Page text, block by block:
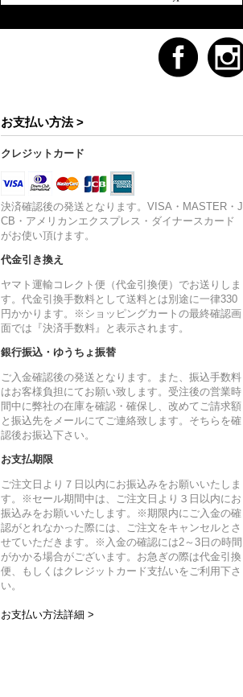
お支払い方法 >
クレジットカード
決済確認後の発送となります。VISA・MASTER・J
CB・アメリカンエクスプレス・ダイナースカード
がお使い頂けます。
代金引き換え
ヤマト運輸コレクト便（代金引換便）でお送りしま
す。代金引換手数料として送料とは別途に一律330
円かかります。※ショッピングカートの最終確認画
面では『決済手数料』と表示されます。
銀行振込・ゆうちょ振替
ご入金確認後の発送となります。また、振込手数料
はお客様負担にてお願い致します。受注後の営業時
間中に弊社の在庫を確認・確保し、改めてご請求額
と振込先をメールにてご連絡致します。そちらを確
認後お振込下さい。
お支払期限
ご注文日より７日以内にお振込みをお願いいたしま
す。※セール期間中は、ご注文日より３日以内にお
振込みをお願いいたします。※期限内にご入金の確
認がとれなかった際には、ご注文をキャンセルとさ
せていただきます。※入金の確認には2～3日の時間
がかかる場合がございます。お急ぎの際は代金引換
便、もしくはクレジットカード支払いをご利用下さ
い。
お支払い方法詳細 >